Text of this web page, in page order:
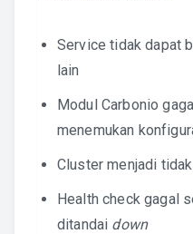
Service tidak dapat
lain
Modul Carbonio
menemukan
Cluster menjadi
Health check gagal
ditandai down